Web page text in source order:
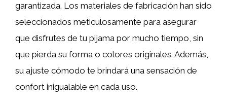
garantizada. Los materiales de fabricación han sido
seleccionados meticulosamente para asegurar
que disfrutes de tu pijama por mucho tiempo, sin
que pierda su forma o colores originales. Además,
su ajuste cómodo te brindará una sensación de
confort inigualable en cada uso.